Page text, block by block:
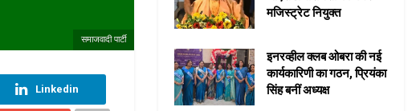
समाजवादी पार्टी
Linkedin
मजिस्ट्रेट नियुक्त
इनरव्हील क्लब ओबरा की नई
कार्यकारिणी का गठन, प्रियंका
सिंह बनीं अध्यक्ष